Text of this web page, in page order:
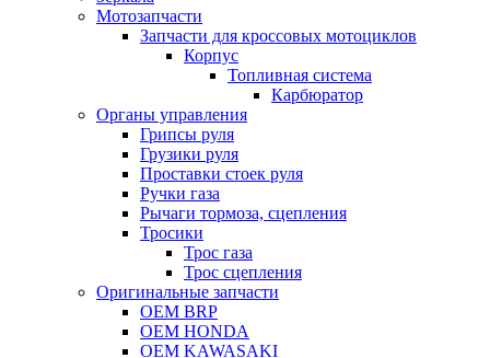
Мотозапчасти
Запчасти для кроссовых мотоциклов
Корпус
Топливная система
Карбюратор
Органы управления
Грипсы руля
Грузики руля
Проставки стоек руля
Ручки газа
Рычаги тормоза, сцепления
Тросики
Трос газа
Трос сцепления
Оригинальные запчасти
OEM BRP
OEM HONDA
OEM KAWASAKI